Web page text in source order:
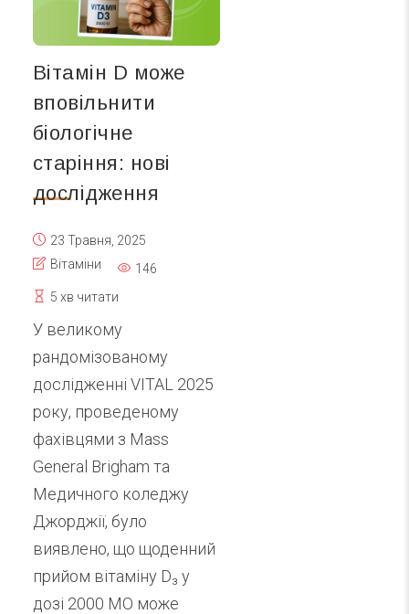
Вітамін D може
вповільнити
біологічне
старіння: нові
дослідження
23 Травня, 2025
Вітаміни
146
5 хв читати
У великому
рандомізованому
дослідженні VITAL 2025
року, проведеному
фахівцями з Mass
General Brigham та
Медичного коледжу
Джорджії, було
виявлено, що щоденний
прийом вітаміну D₃ у
дозі 2000 МО може